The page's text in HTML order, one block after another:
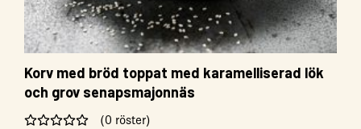
Korv med bröd toppat med karamelliserad lök
och grov senapsmajonnäs
(0 röster)